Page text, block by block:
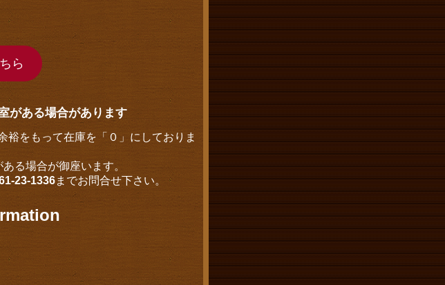
ら
がある場合があります
裕をもって在庫を「０」にしておりま
る場合が御座います。
23-1336までお問合せ下さい。